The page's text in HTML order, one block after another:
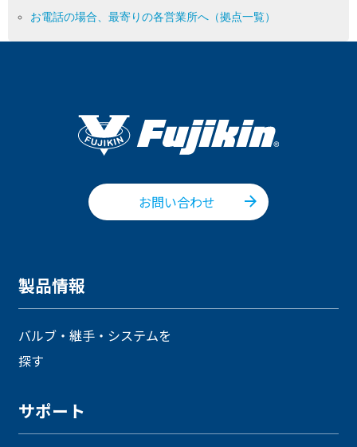
お電話の場合、最寄りの各営業所へ（拠点一覧）
お問い合わせ
製品情報
バルブ・継手・システムを
探す
サポート